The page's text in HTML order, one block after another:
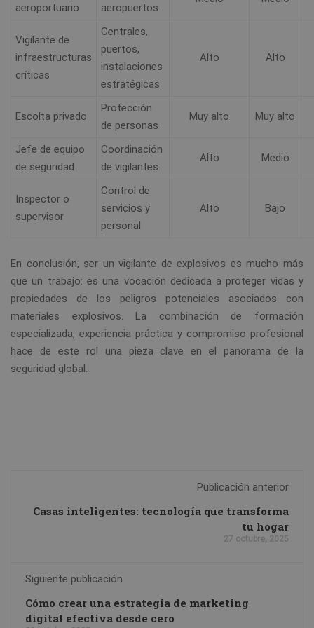
aeroportuario
aeropuertos
Vigilante de
infraestructuras
críticas
Centrales,
puertos,
instalaciones
estratégicas
Alto Alto
Escolta privado
Protección
de personas
Muy alto Muy alto
Jefe de equipo
de seguridad
Coordinación
de vigilantes
Alto Medio
Inspector o
supervisor
Control de
servicios y
personal
Alto Bajo
En conclusión, ser un vigilante de explosivos es mucho más
que un trabajo: es una vocación dedicada a proteger vidas y
propiedades de los peligros potenciales asociados con
materiales explosivos. La combinación de formación
especializada, experiencia práctica y compromiso profesional
hace de este rol una pieza clave en el panorama de la
seguridad global.
Publicación anterior
Casas inteligentes: tecnología que transforma
tu hogar
27 octubre, 2025
Siguiente publicación
Cómo crear una estrategia de marketing
digital efectiva desde cero